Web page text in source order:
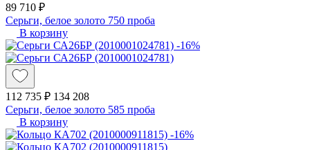
89 710 ₽
Серьги, белое золото 750 проба
В корзину
-16%
112 735 ₽ 134 208
Серьги, белое золото 585 проба
В корзину
-16%